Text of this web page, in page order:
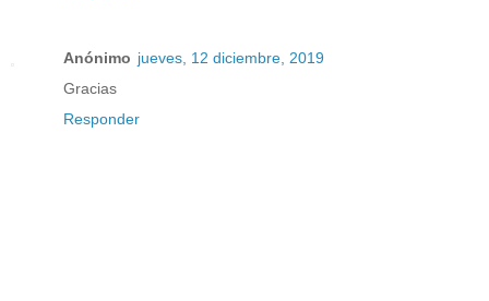
Anónimo jueves, 12 diciembre, 2019
Gracias
Responder